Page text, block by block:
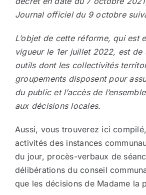
Journal officiel du 9 octobre
L’objet de cette réforme, qui est
vigueur le 1er juillet 2022, est de
outils dont les collectivités
groupements disposent pour
du public et l’accès de
aux décisions locales.
Aussi, vous trouverez ici
activités des instances
du jour, procès-verbaux de
délibérations du conseil
que les décisions de Madame la